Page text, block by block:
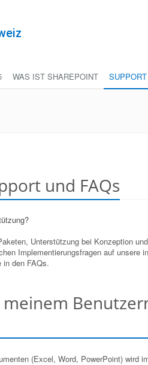
WAS IST SHAREPOINT SUPPORT
und FAQs
Unterstützung bei Konzeption und
Implementierungsfragen auf unsere
in den FAQs.
(Excel, Word, PowerPoint) wird